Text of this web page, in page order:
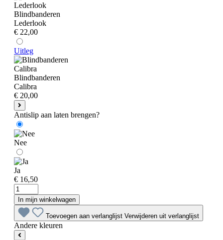
Blindbanderen
Lederlook
€ 22,00
Uitleg
Blindbanderen
Calibra
€ 20,00
Antislip aan laten brengen?
Nee
Ja
€ 16,50
In mijn winkelwagen
Toevoegen aan verlanglijst Verwijderen uit verlanglijst
Andere kleuren